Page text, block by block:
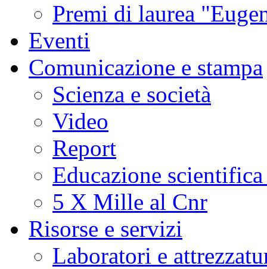
Premi di laurea
Eventi
Comunicazione e stampa
Scienza e società
Video
Report
Educazione
5 X Mille al Cnr
Risorse e servizi
Laboratori e